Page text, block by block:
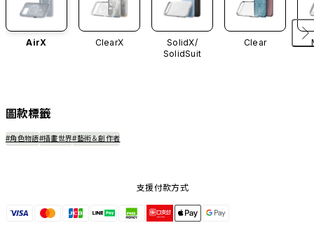
AirX ClearX
SolidX/
SolidSuit
Clear
圖款標籤
#角色物語#插畫世界#藝術＆創作者
支援付款方式